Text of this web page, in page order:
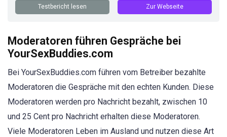
Testbericht lesen Zur Webseite
Moderatoren führen Gespräche bei
YourSexBuddies.com
Bei YourSexBuddies.com führen vom Betreiber bezahlte
Moderatoren die Gespräche mit den echten Kunden. Diese
Moderatoren werden pro Nachricht bezahlt, zwischen 10
und 25 Cent pro Nachricht erhalten diese Moderatoren.
Viele Moderatoren Leben im Ausland und nutzen diese Art